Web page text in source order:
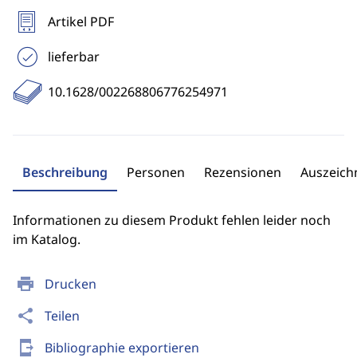
print Drucken
share Teilen
send_to_mobile Bibliographie exportieren
Artikel PDF
lieferbar
10.1628/002268806776254971
Beschreibung Personen Rezensionen
Informationen zu diesem Produkt fehlen leider noch
im Katalog.